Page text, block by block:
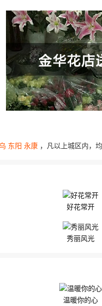
，紫色勿...
鲜大排档） 各色扶郎花，
粉玫瑰，搭配黄...
朵白玫瑰，11朵粉玫瑰...
级红玫瑰，一对精...
东阳 永康 ，凡以上城区内，
好花常开
秀丽风光
温暖你的心